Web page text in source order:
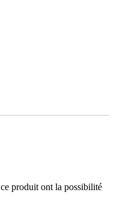
produit ont la possibilité